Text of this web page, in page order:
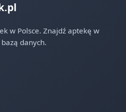
w Polsce. Znajdź aptekę w
danych.